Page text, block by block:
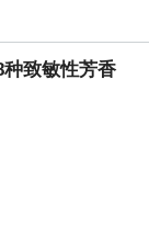
致敏性芳香